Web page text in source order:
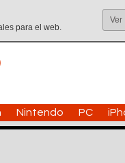
para el web.
Ver
Nintendo PC